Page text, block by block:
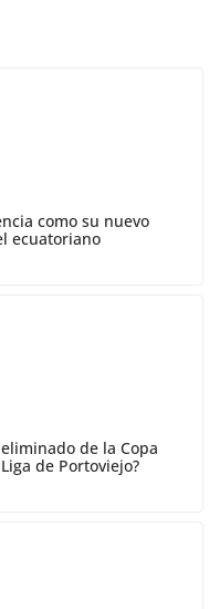
como su nuevo
ecuatoriano
de la Copa
de Portoviejo?